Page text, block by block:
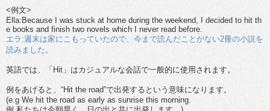
<例文>
Ella:Because I was stuck at home during the weekend, I decided to hit th
e books and finish two novels which I never read before.
エラ:週末は家にこもっていたので、今まで読んだことがない2冊の小説を
読みました。
英語では、「Hit」はカジュアルな会話で一般的に使用されます。
例をあげると、“Hit the road”で出発するという意味になります。
(e.g We hit the road as early as sunrise this morning.